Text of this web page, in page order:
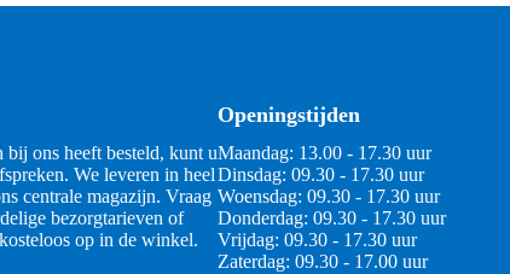
ons heeft besteld, kunt u
We leveren in heel
centrale magazijn. Vraag
bezorgtarieven of
op in de winkel.
Openingstijden
Maandag: 13.00 - 17.30 uur
Dinsdag: 09.30 - 17.30 uur
Woensdag: 09.30 - 17.30 uur
Donderdag: 09.30 - 17.30 uur
Vrijdag: 09.30 - 17.30 uur
Zaterdag: 09.30 - 17.00 uur